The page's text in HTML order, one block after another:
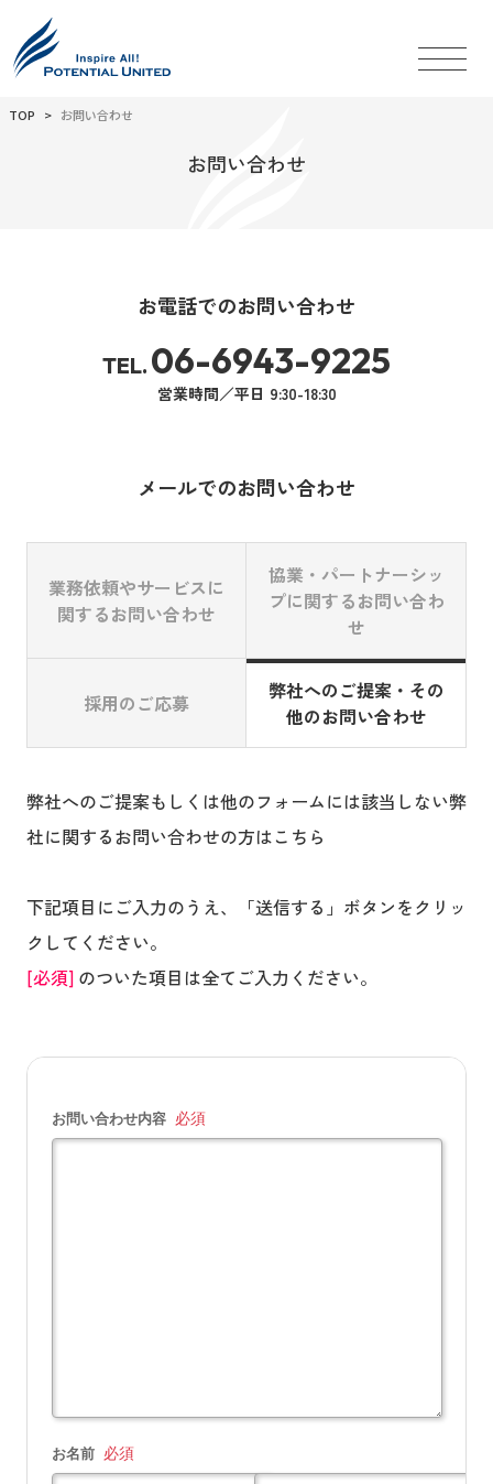
TOP お問い合わせ
お問い合わせ
お電話でのお問い合わせ
TEL. 06-6943-9225
営業時間／平日 9:30-18:30
メールでのお問い合わせ
業務依頼やサービスに
関するお問い合わせ
協業・パートナーシッ
プに関するお問い合わ
せ
採用のご応募
弊社へのご提案・その
他のお問い合わせ
弊社へのご提案もしくは他のフォームには該当しない弊
社に関するお問い合わせの方はこちら
下記項目にご入力のうえ、「送信する」ボタンをクリッ
クしてください。
[必須] のついた項目は全てご入力ください。